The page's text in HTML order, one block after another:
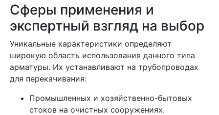
Сферы применения и
экспертный взгляд на выбор
Уникальные характеристики определяют
широкую область использования данного типа
арматуры. Их устанавливают на трубопроводах
для перекачивания:
Промышленных и хозяйственно-бытовых
стоков на очистных сооружениях.